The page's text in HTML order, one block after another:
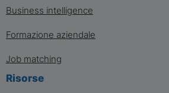
Business intelligence
Formazione aziendale
Job matching
Risorse